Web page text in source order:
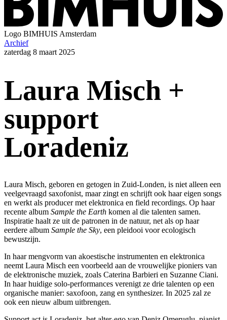
Logo BIMHUIS Amsterdam
Archief
zaterdag 8 maart 2025
Laura Misch +
support
Loradeniz
Laura Misch, geboren en getogen in Zuid-Londen, is niet alleen een
veelgevraagd saxofonist, maar zingt en schrijft ook haar eigen songs
en werkt als producer met elektronica en field recordings. Op haar
recente album Sample the Earth komen al die talenten samen.
Inspiratie haalt ze uit de patronen in de natuur, net als op haar
eerdere album Sample the Sky, een pleidooi voor ecologisch
bewustzijn.
In haar mengvorm van akoestische instrumenten en elektronica
neemt Laura Misch een voorbeeld aan de vrouwelijke pioniers van
de elektronische muziek, zoals Caterina Barbieri en Suzanne Ciani.
In haar huidige solo-performances verenigt ze drie talenten op een
organische manier: saxofoon, zang en synthesizer. In 2025 zal ze
ook een nieuw album uitbrengen.